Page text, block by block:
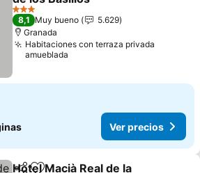
3 Estrellas
8,1 Muy bueno
5.629
Granada
Habitaciones con terraza privada
amueblada
Ver precios
Hotel Macià Real de la